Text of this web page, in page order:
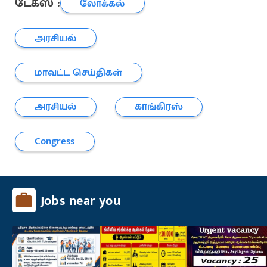
அரசியல்
மாவட்ட செய்திகள்
அரசியல்
காங்கிரஸ்
Congress
Jobs near you